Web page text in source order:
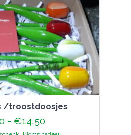
/troostdoosjes
- €14,50Prijsklasse:
€6,50